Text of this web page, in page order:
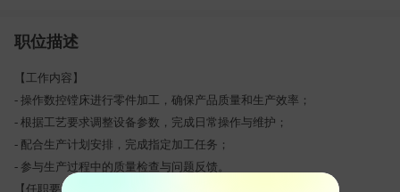
职位描述
【工作内容】
- 操作数控镗床进行零件加工，确保产品质量和生产效率；
- 根据工艺要求调整设备参数，完成日常操作与维护；
- 配合生产计划安排，完成指定加工任务；
- 参与生产过程中的质量检查与问题反馈。
【任职要求】